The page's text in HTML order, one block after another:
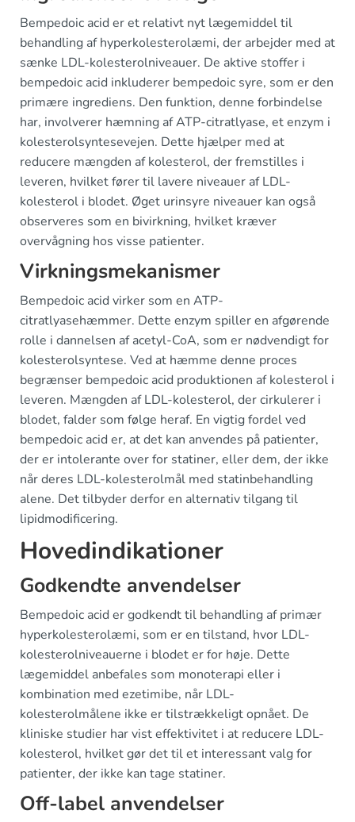
Bempedoic acid er et relativt nyt lægemiddel til
behandling af hyperkolesterolæmi, der arbejder med at
sænke LDL-kolesterolniveauer. De aktive stoffer i
bempedoic acid inkluderer bempedoic syre, som er den
primære ingrediens. Den funktion, denne forbindelse
har, involverer hæmning af ATP-citratlyase, et enzym i
kolesterolsyntesevejen. Dette hjælper med at
reducere mængden af kolesterol, der fremstilles i
leveren, hvilket fører til lavere niveauer af LDL-
kolesterol i blodet. Øget urinsyre niveauer kan også
observeres som en bivirkning, hvilket kræver
overvågning hos visse patienter.
Virkningsmekanismer
Bempedoic acid virker som en ATP-
citratlyasehæmmer. Dette enzym spiller en afgørende
rolle i dannelsen af acetyl-CoA, som er nødvendigt for
kolesterolsyntese. Ved at hæmme denne proces
begrænser bempedoic acid produktionen af kolesterol i
leveren. Mængden af LDL-kolesterol, der cirkulerer i
blodet, falder som følge heraf. En vigtig fordel ved
bempedoic acid er, at det kan anvendes på patienter,
der er intolerante over for statiner, eller dem, der ikke
når deres LDL-kolesterolmål med statinbehandling
alene. Det tilbyder derfor en alternativ tilgang til
lipidmodificering.
Hovedindikationer
Godkendte anvendelser
Bempedoic acid er godkendt til behandling af primær
hyperkolesterolæmi, som er en tilstand, hvor LDL-
kolesterolniveauerne i blodet er for høje. Dette
lægemiddel anbefales som monoterapi eller i
kombination med ezetimibe, når LDL-
kolesterolmålene ikke er tilstrækkeligt opnået. De
kliniske studier har vist effektivitet i at reducere LDL-
kolesterol, hvilket gør det til et interessant valg for
patienter, der ikke kan tage statiner.
Off-label anvendelser